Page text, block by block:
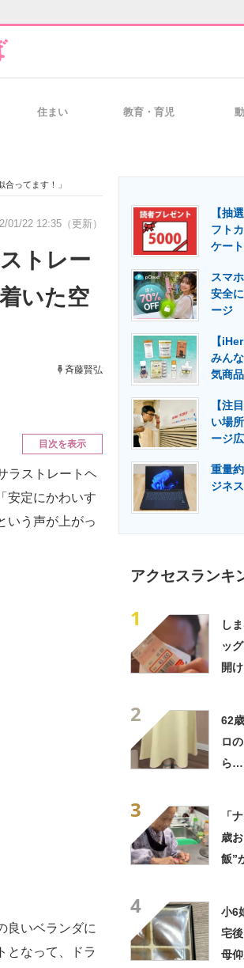
経営リーダーのコミュニティ
製造業のIT導入・活用を支援
エネルギーの専門メディア
住まい 教育・育児
ってます！」
01/22 12:35（更新）
トレー
いた空
斉藤賢弘
目次を表示
ラストレートヘ
安定にかわいす
いう声が上がっ
良いベランダに
となって、ドラ
【抽
フト
ケー
スマ
安全
ージ
【
みん
気商品
【注
い場
ージ
重量
ジネ
アクセスランキ
1
し
ッ
開
2
62
ロ
ら
3
「
歳
飯”
4
小6
宅
母